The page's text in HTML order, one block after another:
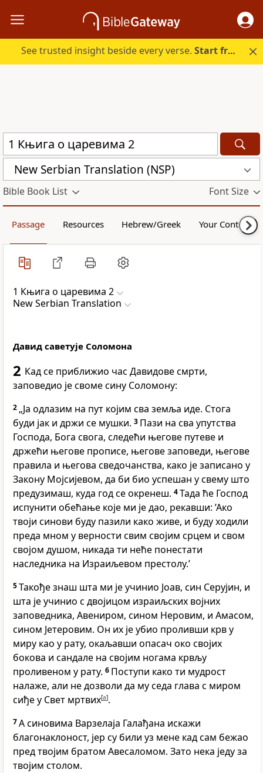
See trusted insight beside every verse.Start free.
New Serbian Translation (NSP)
Bible Book List Font Size
Passage Resources Hebrew/Greek Your Content
1 Књига о царевима 2
New Serbian Translation
Давид саветује Соломона
2 Кад се приближио час Давидове смрти,
заповедио је своме сину Соломону:
2 „Ја одлазим на пут којим сва земља иде. Стога
буди јак и држи се мушки. 3 Пази на сва упутства
Господа, Бога свога, следећи његове путеве и
држећи његове прописе, његове заповеди, његове
правила и његова сведочанства, како је записано у
Закону Мојсијевом, да би био успешан у свему што
предузимаш, куда год се окренеш. 4Тада ће Господ
испунити обећање које ми је дао, рекавши: ’Ако
твоји синови буду пазили како живе, и буду ходили
преда мном у верности свим својим срцем и свом
својом душом, никада ти неће понестати
наследника на Израиљевом престолу.’
5Такође знаш шта ми је учинио Јоав, син Серујин, и
шта је учинио с двојицом израиљских војних
заповедника, Авениром, сином Неровим, и Амасом,
сином Јетеровим. Он их је убио проливши крв у
миру као у рату, окаљавши опасач око својих
бокова и сандале на својим ногама крвљу
проливеном у рату. 6 Поступи како ти мудрост
налаже, али не дозволи да му седа глава с миром
сиђе у Свет мртвих[a].
7А синовима Варзелаја Галађана искажи
благонаклоност, јер су били уз мене кад сам бежао
пред твојим братом Авесаломом. Зато нека једу за
твојим столом.